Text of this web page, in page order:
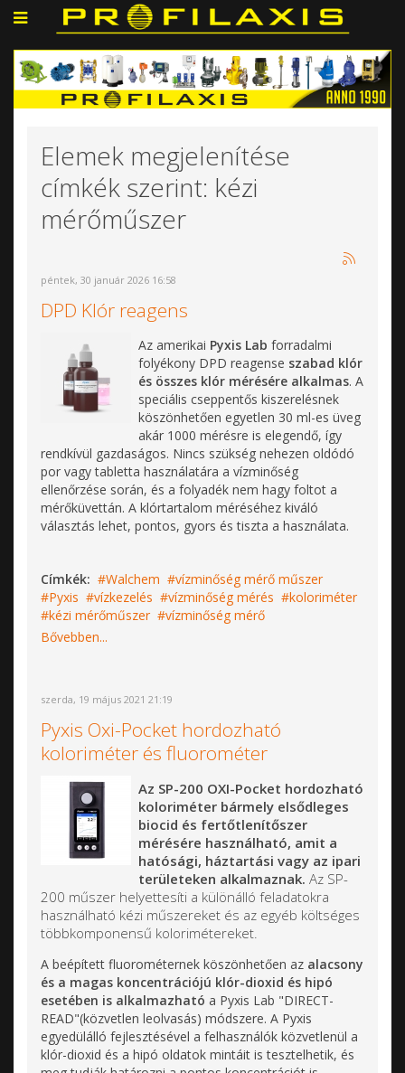
Elemek megjelenítése
címkék szerint: kézi
mérőműszer
péntek, 30 január 2026 16:58
DPD Klór reagens
Az amerikai Pyxis Lab forradalmi
folyékony DPD reagense szabad klór
és összes klór mérésére alkalmas. A
speciális cseppentős kiszerelésnek
köszönhetően egyetlen 30 ml-es üveg
akár 1000 mérésre is elegendő, így
rendkívül gazdaságos. Nincs szükség nehezen oldódó
por vagy tabletta használatára a vízminőség
ellenőrzése során, és a folyadék nem hagy foltot a
mérőküvettán. A klórtartalom méréséhez kiváló
választás lehet, pontos, gyors és tiszta a használata.
Címkék: Walchem
vízminőség mérő műszer
Pyxis
vízkezelés vízminőség mérés
koloriméter
kézi mérőműszer
vízminőség mérő
Bővebben...
szerda, 19 május 2021 21:19
Pyxis Oxi-Pocket hordozható
koloriméter és fluorométer
Az SP-200 OXI-Pocket hordozható
koloriméter bármely elsődleges
biocid és fertőtlenítőszer
mérésére használható, amit a
hatósági, háztartási vagy az ipari
területeken alkalmaznak. Az SP-
200 műszer helyettesíti a különálló feladatokra
használható kézi műszereket és az egyéb költséges
többkomponensű kolorimétereket.
A beépített fluorométernek köszönhetően az alacsony
és a magas koncentrációjú klór-dioxid és hipó
esetében is alkalmazható a Pyxis Lab "DIRECT-
READ"(közvetlen leolvasás) módszere. A Pyxis
egyedülálló fejlesztésével a felhasználók közvetlenül a
klór-dioxid és a hipó oldatok mintáit is tesztelhetik, és